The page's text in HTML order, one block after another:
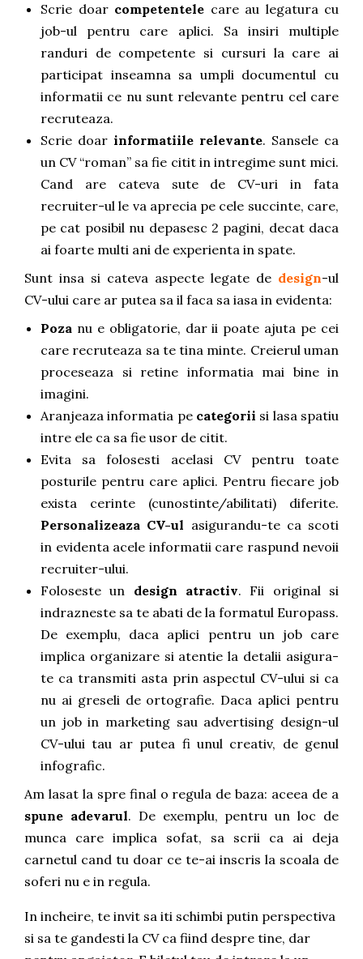
Scrie doar competentele care au legatura cu
job-ul pentru care aplici. Sa insiri multiple
randuri de competente si cursuri la care ai
participat inseamna sa umpli documentul cu
informatii ce nu sunt relevante pentru cel care
recruteaza.
Scrie doar informatiile relevante. Sansele ca
un CV “roman” sa fie citit in intregime sunt mici.
Cand are cateva sute de CV-uri in fata
recruiter-ul le va aprecia pe cele succinte, care,
pe cat posibil nu depasesc 2 pagini, decat daca
ai foarte multi ani de experienta in spate.
Sunt insa si cateva aspecte legate de design-ul
CV-ului care ar putea sa il faca sa iasa in evidenta:
Poza nu e obligatorie, dar ii poate ajuta pe cei
care recruteaza sa te tina minte. Creierul uman
proceseaza si retine informatia mai bine in
imagini.
Aranjeaza informatia pe categorii si lasa spatiu
intre ele ca sa fie usor de citit.
Evita sa folosesti acelasi CV pentru toate
posturile pentru care aplici. Pentru fiecare job
exista cerinte (cunostinte/abilitati) diferite.
Personalizeaza CV-ul asigurandu-te ca scoti
in evidenta acele informatii care raspund nevoii
recruiter-ului.
Foloseste un design atractiv. Fii original si
indrazneste sa te abati de la formatul Europass.
De exemplu, daca aplici pentru un job care
implica organizare si atentie la detalii asigura-
te ca transmiti asta prin aspectul CV-ului si ca
nu ai greseli de ortografie. Daca aplici pentru
un job in marketing sau advertising design-ul
CV-ului tau ar putea fi unul creativ, de genul
infografic.
Am lasat la spre final o regula de baza: aceea de a
spune adevarul. De exemplu, pentru un loc de
munca care implica sofat, sa scrii ca ai deja
carnetul cand tu doar ce te-ai inscris la scoala de
soferi nu e in regula.
In incheire, te invit sa iti schimbi putin perspectiva
si sa te gandesti la CV ca fiind despre tine, dar